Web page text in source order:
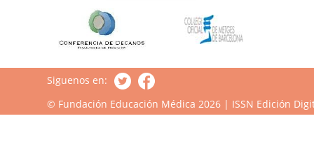
Siguenos en:
© Fundación Educación Médica 2026 | ISSN Edición